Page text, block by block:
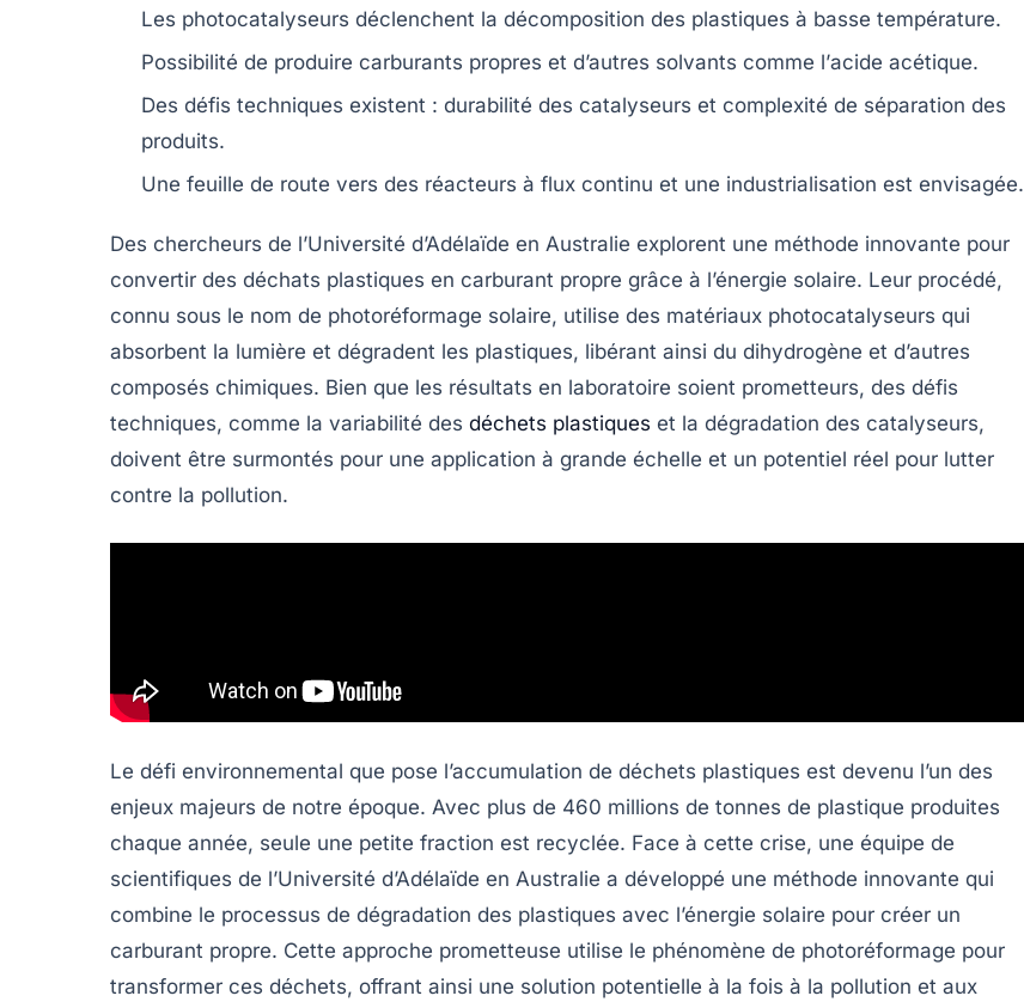
Les photocatalyseurs déclenchent la décomposition des plastiques à basse température.
Possibilité de produire carburants propres et d’autres solvants comme l’acide acétique.
Des défis techniques existent : durabilité des catalyseurs et complexité de séparation des
produits.
Une feuille de route vers des réacteurs à flux continu et une industrialisation est envisagée.
Des chercheurs de l’Université d’Adélaïde en Australie explorent une méthode innovante pour
convertir des déchats plastiques en carburant propre grâce à l’énergie solaire. Leur procédé,
connu sous le nom de photoréformage solaire, utilise des matériaux photocatalyseurs qui
absorbent la lumière et dégradent les plastiques, libérant ainsi du dihydrogène et d’autres
composés chimiques. Bien que les résultats en laboratoire soient prometteurs, des défis
techniques, comme la variabilité des déchets plastiques et la dégradation des catalyseurs,
doivent être surmontés pour une application à grande échelle et un potentiel réel pour lutter
contre la pollution.
Le défi environnemental que pose l’accumulation de déchets plastiques est devenu l’un des
enjeux majeurs de notre époque. Avec plus de 460 millions de tonnes de plastique produites
chaque année, seule une petite fraction est recyclée. Face à cette crise, une équipe de
scientifiques de l’Université d’Adélaïde en Australie a développé une méthode innovante qui
combine le processus de dégradation des plastiques avec l’énergie solaire pour créer un
carburant propre. Cette approche prometteuse utilise le phénomène de photoréformage pour
transformer ces déchets, offrant ainsi une solution potentielle à la fois à la pollution et aux